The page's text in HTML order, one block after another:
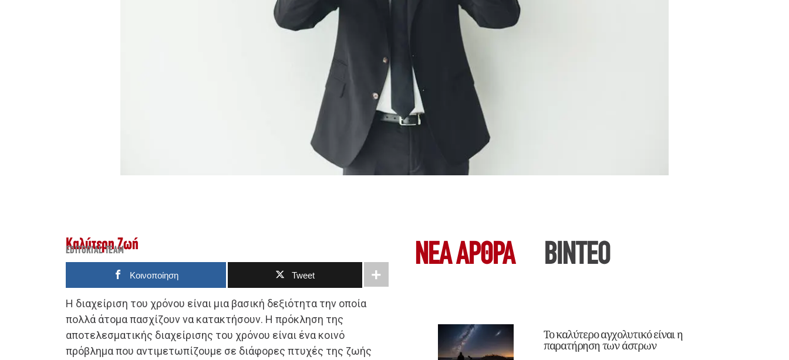
Καλύτερη Ζωή
EDITORIAL TEAM
Κοινοποίηση Tweet
Η διαχείριση του χρόνου είναι μια βασική δεξιότητα την οποία
πολλά άτομα πασχίζουν να κατακτήσουν. Η πρόκληση της
αποτελεσματικής διαχείρισης του χρόνου είναι ένα κοινό
πρόβλημα που αντιμετωπίζουμε σε διάφορες πτυχές της ζωής
ΝΕΑ ΆΡΘΡΑ ΒΙΝΤΕΟ
Το καλύτερο αγχολυτικό είναι η
παρατήρηση των άστρων